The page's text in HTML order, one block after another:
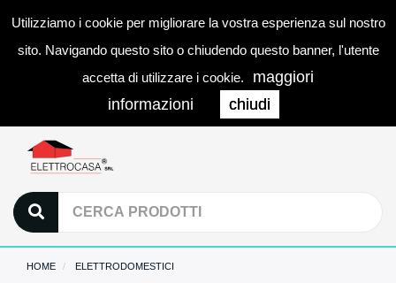
Utilizziamo i cookie per migliorare la vostra esperienza sul nostro
sito. Navigando questo sito o chiudendo questo banner, l'utente
accetta di utilizzare i cookie.
maggiori
informazioni
chiudi
0
HOME ELETTRODOMESTICI